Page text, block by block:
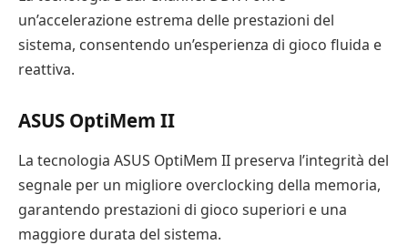
un’accelerazione estrema delle prestazioni del
sistema, consentendo un’esperienza di gioco fluida e
reattiva.
ASUS OptiMem II
La tecnologia ASUS OptiMem II preserva l’integrità del
segnale per un migliore overclocking della memoria,
garantendo prestazioni di gioco superiori e una
maggiore durata del sistema.